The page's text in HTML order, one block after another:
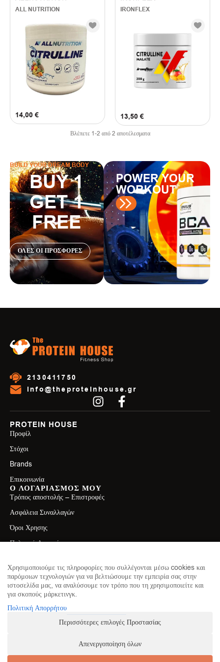
ORANGE (1
STRAWBERRY (2
FILTER BY PRICE
13 €—18
Βλέπετε 1-2 από2 αποτέλεσματα
ALL NUTRITION
14,00 €
IRONFLEX
13,50 €
BUILD YOUR DREAM BODY
BUY 1
GET 1
FREE
ΟΛΕΣ ΟΙ ΠΡΟΣΦΟΡΕΣ
POWER YOUR
WORKOUT
2130411750
info@theproteinhouse.gr
PROTEIN HOUSE
Προφίλ
Στόχοι
Brands
Επικοινωνία
Ο ΛΟΓΑΡΙΑΣΜΟΣ ΜΟΥ
Τρόπος αποστολής – Επιστροφές
Ασφάλεια Συναλλαγών
Όροι Χρησης
Πολιτική Απορρήτου
2130411750
info@theproteinhouse.gr
ΕΓΓΡΑΦΕΙΤΕ ΣΤΟ NEWSLETTER
ΕΓΓΡΑΦΗ
Χρησιμοποιούμε τις πληροφορίες που συλλέγονται μέσω cookies και
παρόμοιων τεχνολογιών για να βελτιώσουμε την εμπειρία σας στην
ιστοσελίδα μας, να αναλύσουμε τον τρόπο που τη χρησιμοποιείτε και
για σκοπούς μάρκετινγκ.
Πολιτική Απορρήτου
Περισσότερες επιλογές Προστασίας
Απενεργοποίηση όλων